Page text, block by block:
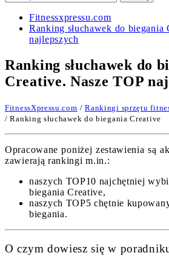
Fitnessxpressu.com
Ranking słuchawek do biegania
najlepszych
Ranking słuchawek do
Creative. Nasze TOP
FitnessXpressu.com /Rankingi sprzętu
/ Ranking słuchawek do biegania Creative
Opracowane poniżej zestawienia są
zawierają rankingi m.in.:
naszych TOP10 najchętniej
biegania Creative,
naszych TOP5 chętnie
biegania.
O czym dowiesz się w